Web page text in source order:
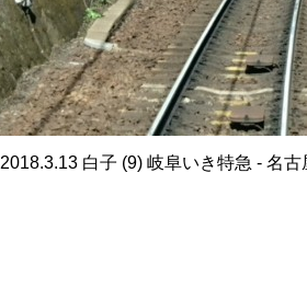
2018.3.13 白子 (9) 岐阜いき特急 - 名